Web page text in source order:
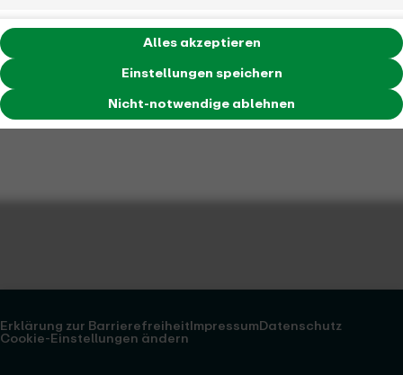
Einstellungen speichern
Nicht-notwendige ablehnen
Alles akzeptieren
Erklärung zur BarrierefreiheitImpressumDatenschutz
Cookie-Einstellungen ändern